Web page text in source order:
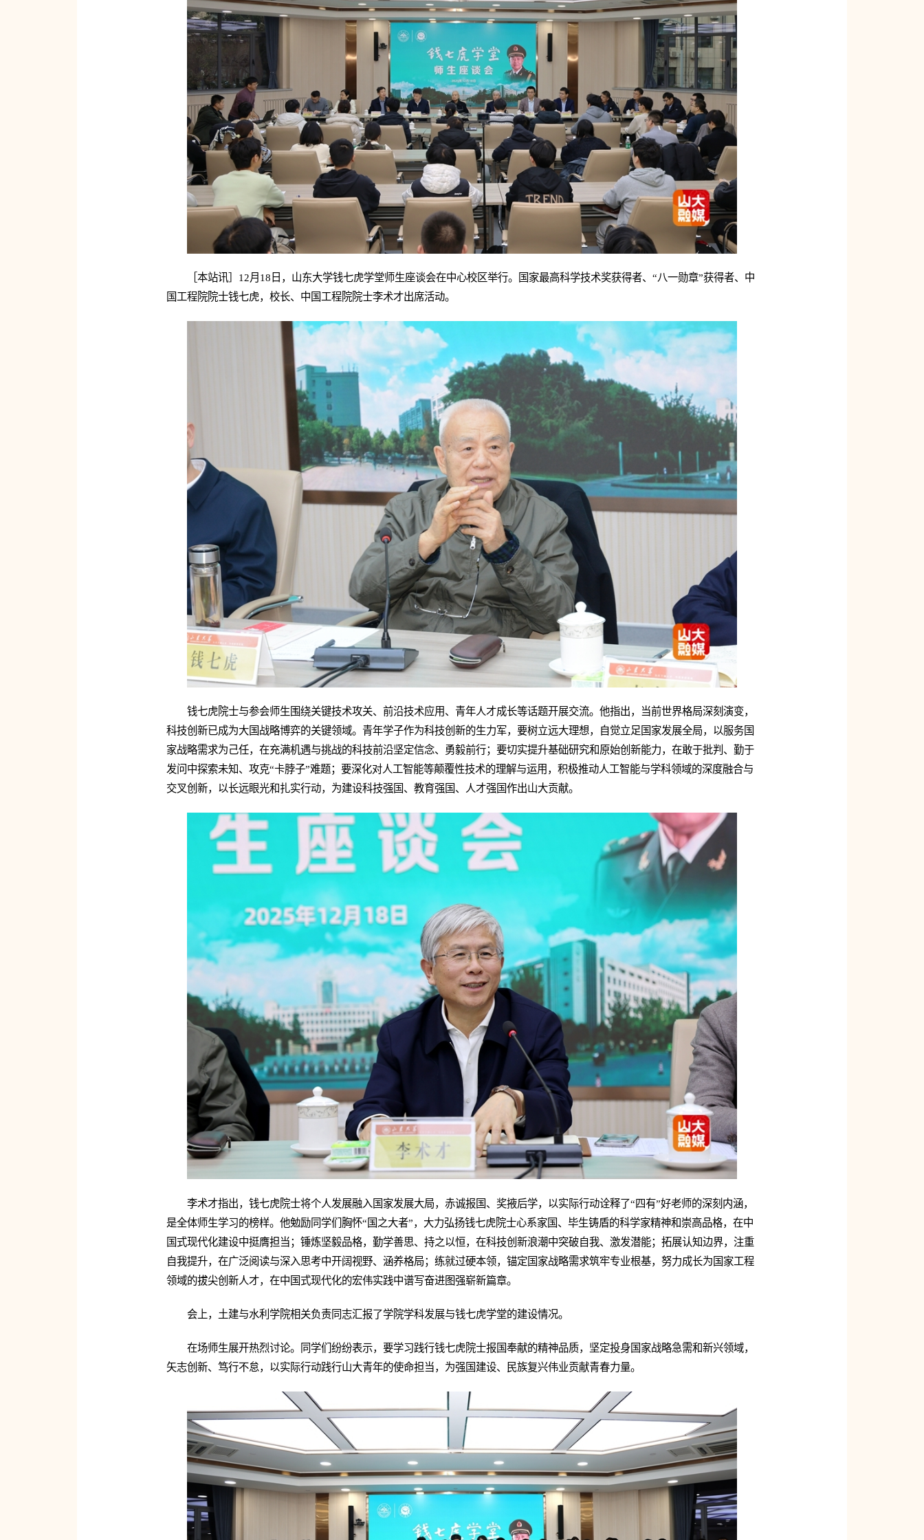
［本站讯］12月18日，山东大学钱七虎学堂师生座谈会在中心校区举行。国家最高科学技术奖获得者、“八一勋章”获得者、中
国工程院院士钱七虎，校长、中国工程院院士李术才出席活动。
钱七虎院士与参会师生围绕关键技术攻关、前沿技术应用、青年人才成长等话题开展交流。他指出，当前世界格局深刻演变，
科技创新已成为大国战略博弈的关键领域。青年学子作为科技创新的生力军，要树立远大理想，自觉立足国家发展全局，以服务国
家战略需求为己任，在充满机遇与挑战的科技前沿坚定信念、勇毅前行；要切实提升基础研究和原始创新能力，在敢于批判、勤于
发问中探索未知、攻克“卡脖子”难题；要深化对人工智能等颠覆性技术的理解与运用，积极推动人工智能与学科领域的深度融合与
交叉创新，以长远眼光和扎实行动，为建设科技强国、教育强国、人才强国作出山大贡献。
李术才指出，钱七虎院士将个人发展融入国家发展大局，赤诚报国、奖掖后学，以实际行动诠释了“四有”好老师的深刻内涵，
是全体师生学习的榜样。他勉励同学们胸怀“国之大者”，大力弘扬钱七虎院士心系家国、毕生铸盾的科学家精神和崇高品格，在中
国式现代化建设中挺膺担当；锤炼坚毅品格，勤学善思、持之以恒，在科技创新浪潮中突破自我、激发潜能；拓展认知边界，注重
自我提升，在广泛阅读与深入思考中开阔视野、涵养格局；练就过硬本领，锚定国家战略需求筑牢专业根基，努力成长为国家工程
领域的拔尖创新人才，在中国式现代化的宏伟实践中谱写奋进图强崭新篇章。
会上，土建与水利学院相关负责同志汇报了学院学科发展与钱七虎学堂的建设情况。
在场师生展开热烈讨论。同学们纷纷表示，要学习践行钱七虎院士报国奉献的精神品质，坚定投身国家战略急需和新兴领域，
矢志创新、笃行不怠，以实际行动践行山大青年的使命担当，为强国建设、民族复兴伟业贡献青春力量。